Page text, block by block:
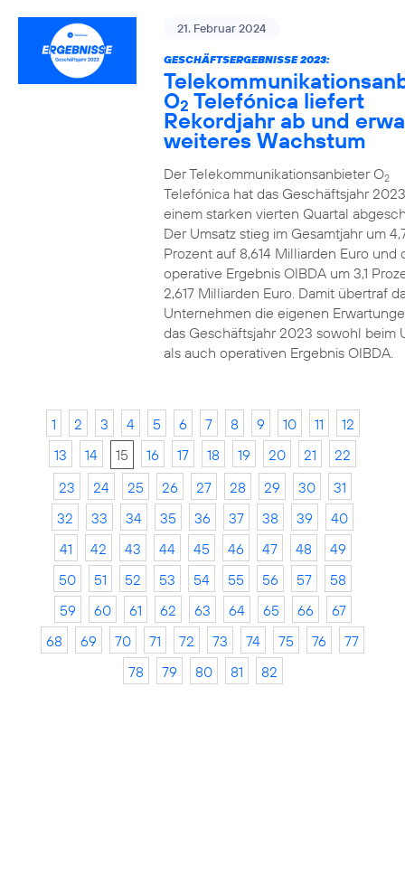
21. Februar 2024
GESCHÄFTSERGEBNISSE 2023:
O2 Telefónica liefert
Rekordjahr ab und
weiteres Wachstum
Der Telekommunikationsanbieter O2
Telefónica hat das Geschäftsjahr
einem starken vierten Quartal
Der Umsatz stieg im Gesamtjahr um
Prozent auf 8,614 Milliarden Euro und
operative Ergebnis OIBDA um 3,1
2,617 Milliarden Euro. Damit übertraf
Unternehmen die eigenen
das Geschäftsjahr 2023 sowohl beim
als auch operativen Ergebnis OIBDA.
1 2 3 4 5 6 7 8 9 10 11
12
13
14 15 16 17 18 19 20 21
22
23
24 25 26 27 28 29 30
31
32
33 34 35 36 37 38 39
40
41
42 43 44 45 46 47 48
49
50
51 52 53 54 55 56 57
58
59
60 61 62 63 64 65 66
67
68
69 70 71 72 73 74 75 76
77
78
79 80 81 82